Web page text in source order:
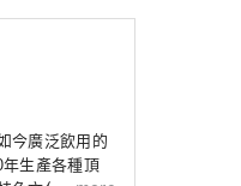
今廣泛飲用的
生產各種頂